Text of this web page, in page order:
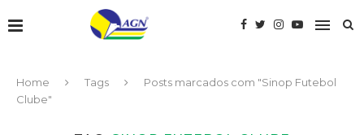
Home Tags
Posts marcados com "Sinop Futebol
Clube"